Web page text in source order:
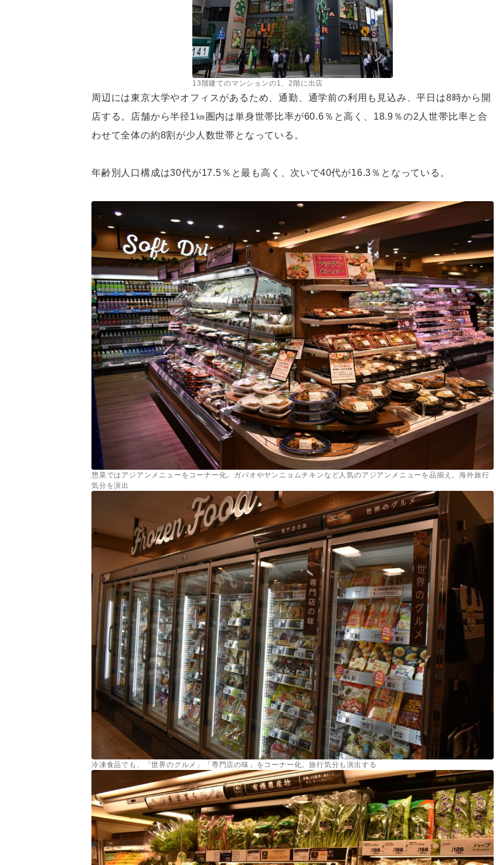
13階建てのマンションの1、2階に出店
周辺には東京大学やオフィスがあるため、通勤、通学前の利用も見込み、平日は8時から開
店する。店舗から半径1㎞圏内は単身世帯比率が60.6％と高く、18.9％の2人世帯比率と合
わせて全体の約8割が少人数世帯となっている。
年齢別人口構成は30代が17.5％と最も高く、次いで40代が16.3％となっている。
惣菜ではアジアンメニューをコーナー化。ガパオやヤンニョムチキンなど人気のアジアンメニューを品揃え。海外旅行
気分を演出
冷凍食品でも、「世界のグルメ」「専門店の味」をコーナー化。旅行気分も演出する